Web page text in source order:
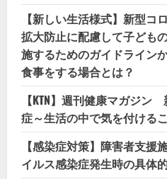
【新しい生活様式】新型コ
拡大防止に配慮して子ども
施するためのガイドライン
食事をする場合とは？
【KTN】週刊健康マガジ
症～生活の中で気を付ける
【感染症対策】障害者支援
イルス感染症発生時の具体